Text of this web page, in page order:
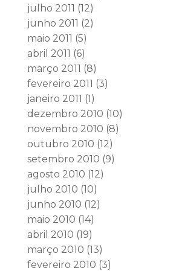
julho 2011 (12)
junho 2011 (2)
maio 2011 (5)
abril 2011 (6)
março 2011 (8)
fevereiro 2011 (3)
janeiro 2011 (1)
dezembro 2010 (10)
novembro 2010 (8)
outubro 2010 (12)
setembro 2010 (9)
agosto 2010 (12)
julho 2010 (10)
junho 2010 (12)
maio 2010 (14)
abril 2010 (19)
março 2010 (13)
fevereiro 2010 (3)